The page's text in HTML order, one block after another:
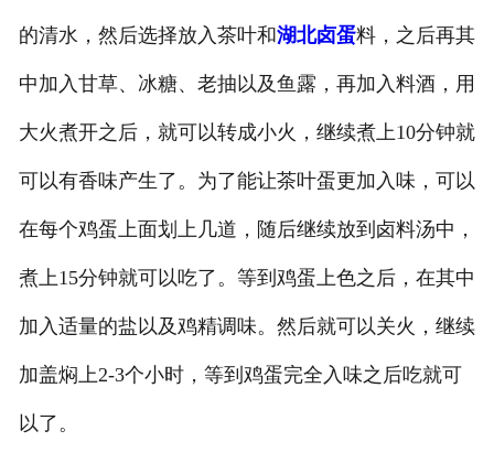
的清水，然后选择放入茶叶和湖北卤蛋料，之后再其
中加入甘草、冰糖、老抽以及鱼露，再加入料酒，用
大火煮开之后，就可以转成小火，继续煮上10分钟就
可以有香味产生了。为了能让茶叶蛋更加入味，可以
在每个鸡蛋上面划上几道，随后继续放到卤料汤中，
煮上15分钟就可以吃了。等到鸡蛋上色之后，在其中
加入适量的盐以及鸡精调味。然后就可以关火，继续
加盖焖上2-3个小时，等到鸡蛋完全入味之后吃就可
以了。